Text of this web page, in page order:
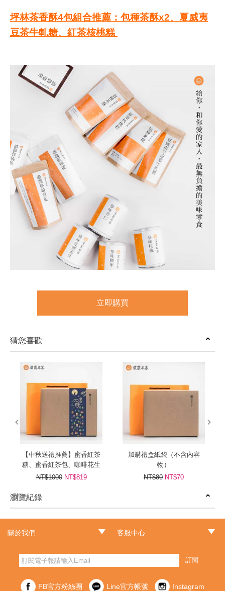
坪林茶香酥4包組合推薦：包種茶酥x2、夏威夷
豆茶牛軋糖、紅茶核桃糕
立即購買
猜您喜歡
【中秋送禮推薦】蜜香紅茶
糖、蜜香紅茶包、咖啡花生
牛軋糖
NT$1000 NT$819
加購禮盒紙袋（不含內容
物）
NT$80 NT$70
瀏覽紀錄
prev
next
關於我們 客服中心
訂閱
FB官方粉絲團 Line官方帳號 Instagram